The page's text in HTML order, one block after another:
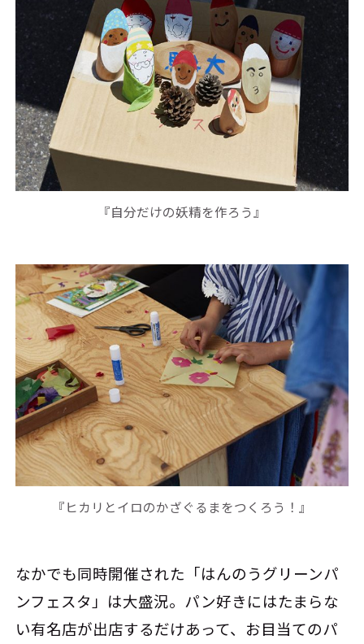
『自分だけの妖精を作ろう』
『ヒカリとイロのかざぐるまをつくろう！』
なかでも同時開催された「はんのうグリーンパ
ンフェスタ」は大盛況。パン好きにはたまらな
い有名店が出店するだけあって、お目当てのパ